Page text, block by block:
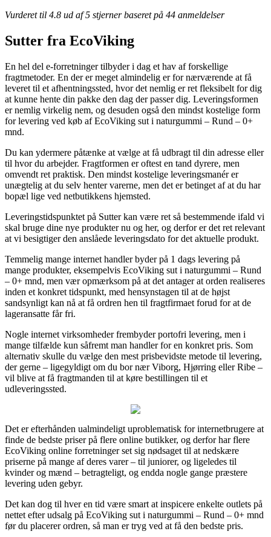
Vurderet til 4.8 ud af 5 stjerner baseret på 44 anmeldelser
Sutter fra EcoViking
En hel del e-forretninger tilbyder i dag et hav af forskellige
fragtmetoder. En der er meget almindelig er for nærværende at få
leveret til et afhentningssted, hvor det nemlig er ret fleksibelt for dig
at kunne hente din pakke den dag der passer dig. Leveringsformen
er nemlig virkelig nem, og desuden også den mindst kostelige form
for levering ved køb af EcoViking sut i naturgummi – Rund – 0+
mnd.
Du kan ydermere påtænke at vælge at få udbragt til din adresse eller
til hvor du arbejder. Fragtformen er oftest en tand dyrere, men
omvendt ret praktisk. Den mindst kostelige leveringsmanér er
unægtelig at du selv henter varerne, men det er betinget af at du har
bopæl lige ved netbutikkens hjemsted.
Leveringstidspunktet på Sutter kan være ret så bestemmende ifald vi
skal bruge dine nye produkter nu og her, og derfor er det ret relevant
at vi besigtiger den anslåede leveringsdato for det aktuelle produkt.
Temmelig mange internet handler byder på 1 dags levering på
mange produkter, eksempelvis EcoViking sut i naturgummi – Rund
– 0+ mnd, men vær opmærksom på at det antager at orden realiseres
inden et konkret tidspunkt, med hensynstagen til at de højst
sandsynligt kan nå at få ordren hen til fragtfirmaet forud for at de
lageransatte får fri.
Nogle internet virksomheder frembyder portofri levering, men i
mange tilfælde kun såfremt man handler for en konkret pris. Som
alternativ skulle du vælge den mest prisbevidste metode til levering,
der gerne – ligegyldigt om du bor nær Viborg, Hjørring eller Ribe –
vil blive at få fragtmanden til at køre bestillingen til et
udleveringssted.
Det er efterhånden ualmindeligt uproblematisk for internetbrugere at
finde de bedste priser på flere online butikker, og derfor har flere
EcoViking online forretninger set sig nødsaget til at nedskære
priserne på mange af deres varer – til juniorer, og ligeledes til
kvinder og mænd – betragteligt, og endda nogle gange præstere
levering uden gebyr.
Det kan dog til hver en tid være smart at inspicere enkelte outlets på
nettet efter udsalg på EcoViking sut i naturgummi – Rund – 0+ mnd
før du placerer ordren, så man er tryg ved at få den bedste pris.